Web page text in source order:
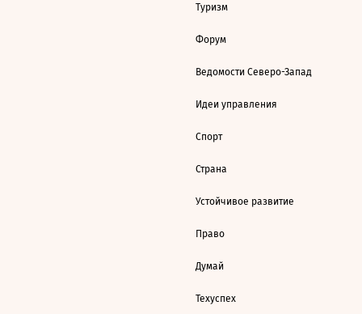
Туризм
Форум
Ведомости Северо-Запад
Идеи управления
Спорт
Страна
Устойчивое развитие
Право
Думай
Техуспех